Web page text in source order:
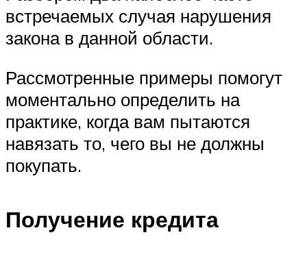
встречаемых случая нарушения
закона в данной области.
Рассмотренные примеры помогут
моментально определить на
практике, когда вам пытаются
навязать то, чего вы не должны
покупать.
Получение кредита